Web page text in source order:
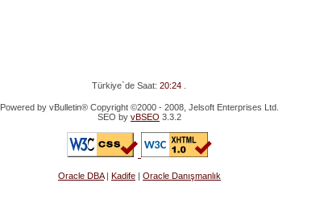
Türkiye`de Saat:20:24
Powered by vBulletin® Copyright ©2000 - 2008, Jelsoft Enterprises Ltd.
SEO by vBSEO 3.3.2
Oracle DBA| Kadife| Oracle Danışmanlık